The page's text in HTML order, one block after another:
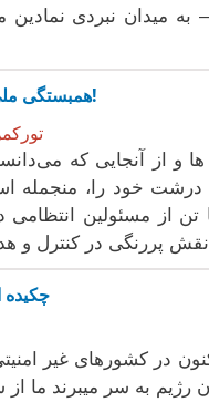
میدان نبردی نمادین
همبستگی ملی در برابر بی عدالتی!
و از آنجایی که
خود را، منجمله
از مسئولین انتظامی
چکیده
در کشورهای غیر
به سر میبرند ما از